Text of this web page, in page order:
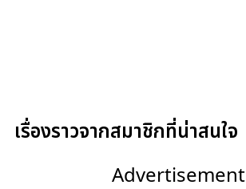
เรื่องราวจากสมาชิกที่น่าสนใจ
Advertisement